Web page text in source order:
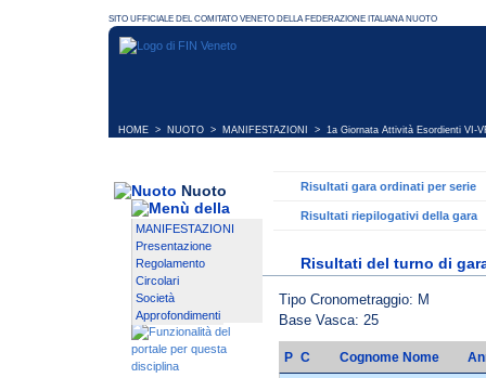
HOME > NUOTO > MANIFESTAZIONI > 1a Giornata Attività Esordienti VI-
Nuoto
MANIFESTAZIONI
Presentazione
Regolamento
Circolari
Società
Approfondimenti
Risultati gara ordinati per serie
Risultati riepilogativi della gara
Risultati del turno di
Tipo Cronometraggio: M
Base Vasca: 25
P C Cognome Nome